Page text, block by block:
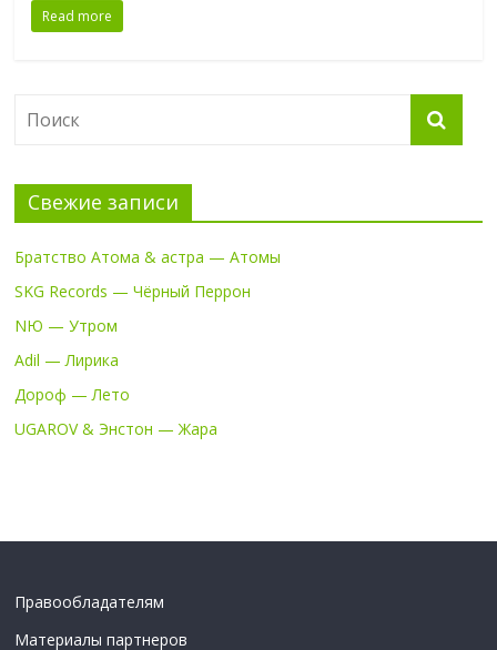
Read more
Свежие записи
Братство Атома & астра — Атомы
SKG Records — Чёрный Перрон
NЮ — Утром
Adil — Лирика
Дороф — Лето
UGAROV & Энстон — Жара
Правообладателям
Материалы партнеров